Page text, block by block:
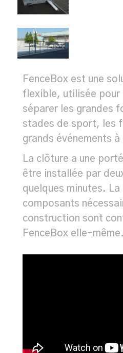
FenceBox est une
flexible, utilisée pour
séparer les grandes
stades de sport, les
grands événements
La clôture a une
être installée par
quelques minutes.
composants
construction sont
FenceBox elle-même.